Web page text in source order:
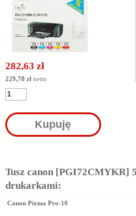
282,63 zł
229,78 zł netto
Kupuję
Tusz canon [PGI72CMYKR]
drukarkami:
Canon Pixma Pro-10